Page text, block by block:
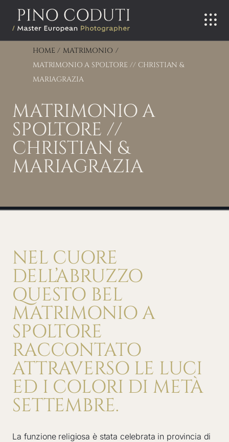
contenuto
HOME
MATRIMONIO
MATRIMONIO A SPOLTORE // CHRISTIAN &
MARIAGRAZIA
MATRIMONIO A
SPOLTORE //
CHRISTIAN &
MARIAGRAZIA
NEL CUORE
DELL’ABRUZZO
QUESTO BEL
MATRIMONIO A
SPOLTORE
RACCONTATO
ATTRAVERSO LE LUCI
ED I COLORI DI METÀ
SETTEMBRE.
La funzione religiosa è stata celebrata in provincia di